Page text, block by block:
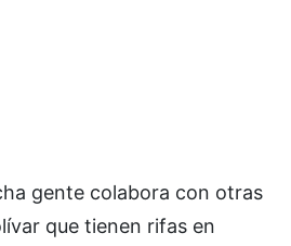
gente colabora con otras
que tienen rifas en